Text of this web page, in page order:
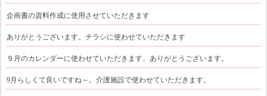
企画書の資料作成に使用させていただきます
ありがとうございます。チラシに使わせていただきます
９月のカレンダーに使わせていただきます。ありがとうございます。
9月らしくて良いですね～。介護施設で使わせていただきます。